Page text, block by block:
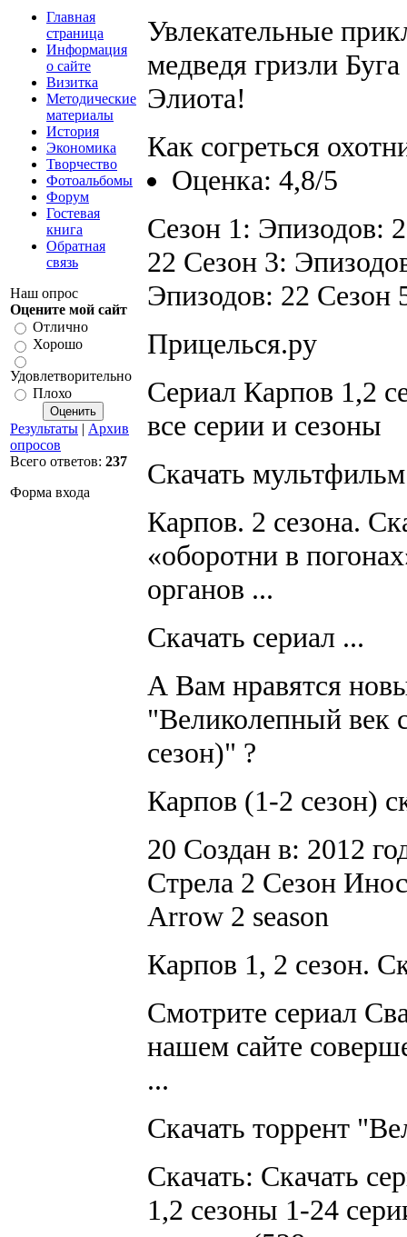
Главная
страница
Информация
о сайте
Визитка
Методические
материалы
История
Экономика
Творчество
Фотоальбомы
Форум
Гостевая
книга
Обратная
связь
Наш опрос
Оцените мой сайт
Отлично
Хорошо
Удовлетворительно
Плохо
Результаты | Архив
опросов
Всего ответов: 237
Форма входа
Увлекательные
медведя гризли
Элиота!
Как согреться
Оценка: 4,8/5
Сезон 1: Эпизодов:
22 Сезон 3:
Эпизодов: 22 Сезон
Прицелься.ру
Сериал Карпов 1,2
все серии и сезоны
Скачать
Карпов. 2 сезона.
«оборотни в
органов ...
Скачать сериал ...
А Вам нравятся
"Великолепный век
сезон)" ?
Карпов (1-2 сезон)
20 Создан в: 2012
Стрела 2 Сезон
Arrow 2 season
Карпов 1, 2 сезон.
Смотрите сериал
нашем сайте
...
Скачать торрент
Скачать: Скачать
1,2 сезоны 1-24